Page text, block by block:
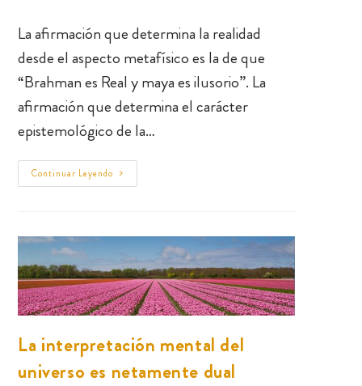
La afirmación que determina la realidad
desde el aspecto metafísico es la de que
“Brahman es Real y maya es ilusorio”. La
afirmación que determina el carácter
epistemológico de la…
Continuar Leyendo
La interpretación mental del
universo es netamente dual